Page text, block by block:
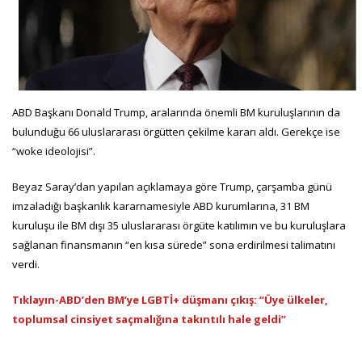
ABD Başkanı Donald Trump, aralarında önemli BM kuruluşlarının da
bulunduğu 66 uluslararası örgütten çekilme kararı aldı. Gerekçe ise
“woke ideolojisi”.
Beyaz Saray’dan yapılan açıklamaya göre Trump, çarşamba günü
imzaladığı başkanlık kararnamesiyle ABD kurumlarına, 31 BM
kuruluşu ile BM dışı 35 uluslararası örgüte katılımın ve bu kuruluşlara
sağlanan finansmanın “en kısa sürede” sona erdirilmesi talimatını
verdi.
Tıklayın-ABD’den BM’ye LGBTİ+ düşmanı çıkış: “Üye ülkeler,
toplumsal cinsiyet saçmalığına takıntılı hale geldi”